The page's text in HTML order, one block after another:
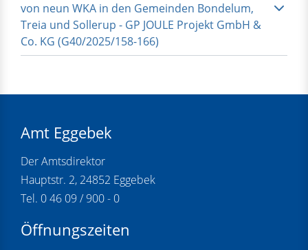
von neun WKA in den Gemeinden Bondelum,
Treia und Sollerup - GP JOULE Projekt GmbH &
Co. KG (G40/2025/158-166)
Amt Eggebek
Der Amtsdirektor
Hauptstr. 2, 24852 Eggebek
Tel. 0 46 09 / 900 - 0
Öffnungszeiten